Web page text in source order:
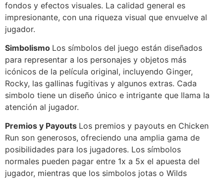
fondos y efectos visuales. La calidad general es
impresionante, con una riqueza visual que envuelve al
jugador.
Simbolismo Los símbolos del juego están diseñados
para representar a los personajes y objetos más
icónicos de la película original, incluyendo Ginger,
Rocky, las gallinas fugitivas y algunos extras. Cada
simbolo tiene un diseño único e intrigante que llama la
atención al jugador.
Premios y Payouts Los premios y payouts en Chicken
Run son generosos, ofreciendo una amplia gama de
posibilidades para los jugadores. Los símbolos
normales pueden pagar entre 1x a 5x el apuesta del
jugador, mientras que los simbolos jotas o Wilds